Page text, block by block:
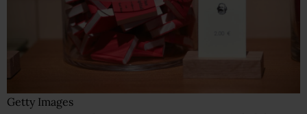
Getty Images